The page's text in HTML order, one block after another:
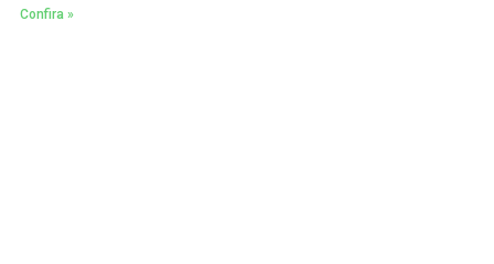
Confira »